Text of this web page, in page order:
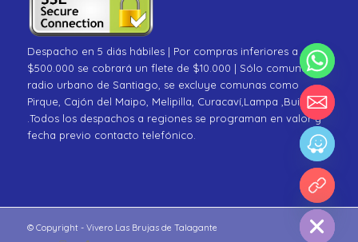
Despacho en 5 diás hábiles | Por compras inferiores a
$500.000 se cobrará un flete de $10.000 | Sólo comunas de
radio urbano de Santiago, se excluye comunas como
Pirque, Cajón del Maipo, Melipilla, Curacaví,Lampa ,Buin
.Todos los despachos a regiones se programan en valor y
fecha previo contacto telefónico.
© Copyright - Vivero Las Brujas de Talagante
Hide
chaty